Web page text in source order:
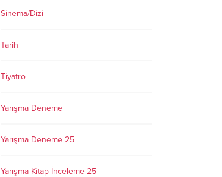
Sinema/Dizi
Tarih
Tiyatro
Yarışma Deneme
Yarışma Deneme 25
Yarışma Kitap İnceleme 25